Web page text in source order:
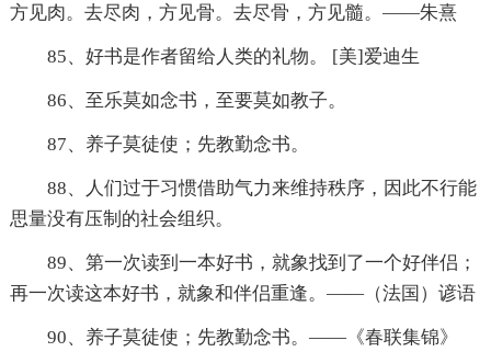
方见肉。去尽肉，方见骨。去尽骨，方见髓。——朱熹
85、好书是作者留给人类的礼物。 [美]爱迪生
86、至乐莫如念书，至要莫如教子。
87、养子莫徒使；先教勤念书。
88、人们过于习惯借助气力来维持秩序，因此不行能
思量没有压制的社会组织。
89、第一次读到一本好书，就象找到了一个好伴侣；
再一次读这本好书，就象和伴侣重逢。——（法国）谚语
90、养子莫徒使；先教勤念书。——《春联集锦》